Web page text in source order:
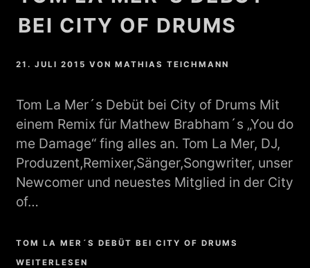
BEI CITY OF DRUMS
21. JULI 2015 VONMATHIAS TEICHMANN
Tom La Mer´s Debüt bei City of Drums Mit
einem Remix für Mathew Brabham´s „You do
me Damage“ fing alles an. Tom La Mer, DJ,
Produzent,Remixer,Sänger,Songwriter, unser
Newcomer und neuestes Mitglied in der City
of…
TOM LA MER´S DEBÜT BEI CITY OF DRUMS
WEITERLESEN